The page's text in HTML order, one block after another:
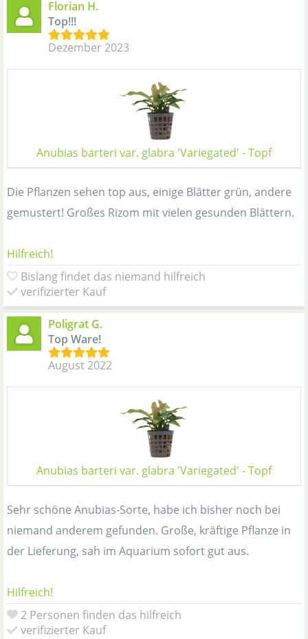
Florian H.
Top!!!
Dezember 2023
Anubias barteri var. glabra 'Variegated' - Topf
Die Pflanzen sehen top aus, einige Blätter grün, andere
gemustert! Großes Rizom mit vielen gesunden Blättern.
Hilfreich!
Bislang findet das niemand hilfreich
verifizierter Kauf
Poligrat G.
Top Ware!
August 2022
Anubias barteri var. glabra 'Variegated' - Topf
Sehr schöne Anubias-Sorte, habe ich bisher noch bei
niemand anderem gefunden. Große, kräftige Pflanze in
der Lieferung, sah im Aquarium sofort gut aus.
Hilfreich!
2 Personen finden das hilfreich
verifizierter Kauf